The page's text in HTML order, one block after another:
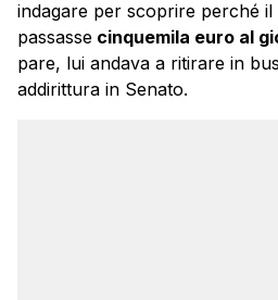
indagare per scoprire perché
passasse cinquemila euro al
pare, lui andava a ritirare in
addirittura in Senato.